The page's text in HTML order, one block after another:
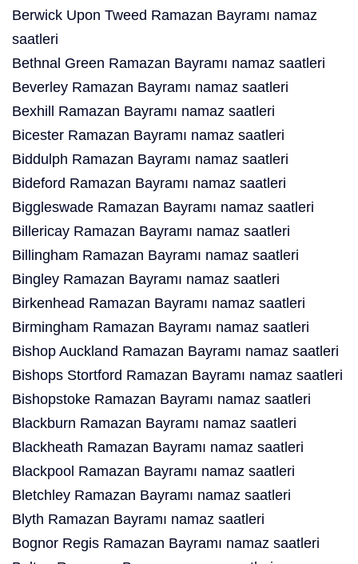
Berwick Upon Tweed Ramazan Bayramı namaz
saatleri
Bethnal Green Ramazan Bayramı namaz saatleri
Beverley Ramazan Bayramı namaz saatleri
Bexhill Ramazan Bayramı namaz saatleri
Bicester Ramazan Bayramı namaz saatleri
Biddulph Ramazan Bayramı namaz saatleri
Bideford Ramazan Bayramı namaz saatleri
Biggleswade Ramazan Bayramı namaz saatleri
Billericay Ramazan Bayramı namaz saatleri
Billingham Ramazan Bayramı namaz saatleri
Bingley Ramazan Bayramı namaz saatleri
Birkenhead Ramazan Bayramı namaz saatleri
Birmingham Ramazan Bayramı namaz saatleri
Bishop Auckland Ramazan Bayramı namaz saatleri
Bishops Stortford Ramazan Bayramı namaz saatleri
Bishopstoke Ramazan Bayramı namaz saatleri
Blackburn Ramazan Bayramı namaz saatleri
Blackheath Ramazan Bayramı namaz saatleri
Blackpool Ramazan Bayramı namaz saatleri
Bletchley Ramazan Bayramı namaz saatleri
Blyth Ramazan Bayramı namaz saatleri
Bognor Regis Ramazan Bayramı namaz saatleri